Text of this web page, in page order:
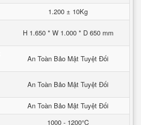
1.200 ± 10Kg
H 1.650 * W 1.000 * D 650 mm
An Toàn Bảo Mật Tuyệt Đối
An Toàn Bảo Mật Tuyệt Đối
An Toàn Bảo Mật Tuyệt Đối
1000 - 1200°C